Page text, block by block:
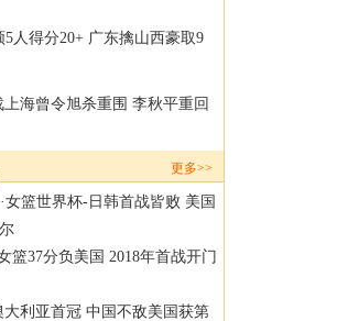
5人得分20+ 广东擒山西豪取9
海曾令旭杀重围 李秋平重回
更多>>
·女篮世界杯-日韩首战皆败 美国
篮37分负美国 2018年首战开门
利亚首冠 中国不敌美国获第